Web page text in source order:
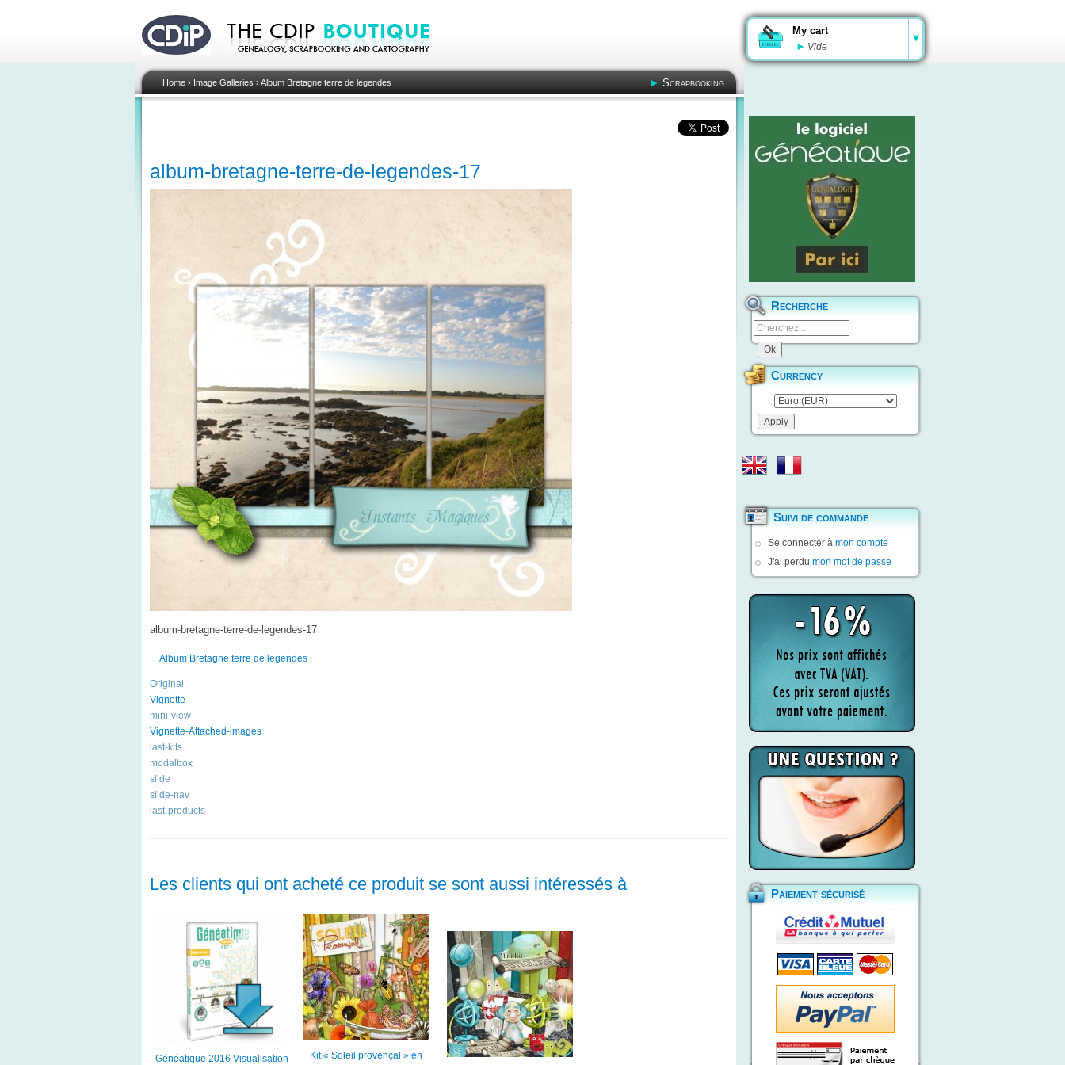
My cart
Vide
Home› Image Galleries ›Album Bretagne terre de legendes Scrapbooking
album-bretagne-terre-de-legendes-17
album-bretagne-terre-de-legendes-17
Album Bretagne terre de legendes
Original
Vignette
mini-view
Vignette-Attached-images
last-kits
modalbox
slide
slide-nav
last-products
Les clients qui ont acheté ce produit se sont aussi intéressés à
Généatique 2016 Visualisation Kit « Soleil provençal » en
Recherche
Currency
Suivi de commande
Se connecter à mon compte
J'ai perdu mon mot de passe
Paiement sécurisé